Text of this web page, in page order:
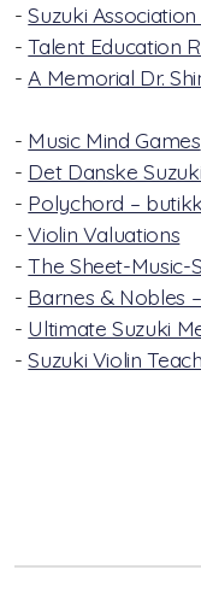
-Suzuki
-Talent Education
-A Memorial Dr.
- Music Mind Games
- Det Danske
- Polychord – butikk
-Violin Valuations
-The Sheet-Music-
- Barnes & Nobles
- Ultimate Suzuki
-Suzuki Violin